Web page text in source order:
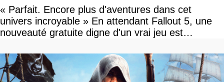
« Parfait. Encore plus d'aventures dans cet
univers incroyable » En attendant Fallout 5, une
nouveauté gratuite digne d'un vrai jeu est